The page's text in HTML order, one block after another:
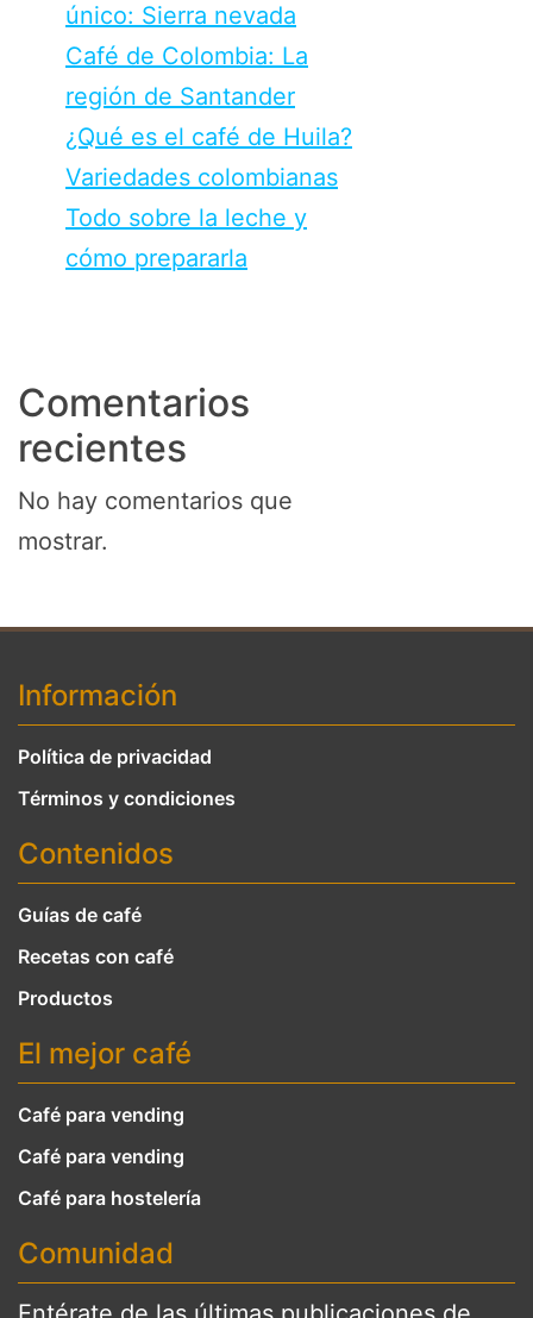
único: Sierra nevada
Café de Colombia: La
región de Santander
¿Qué es el café de Huila?
Variedades colombianas
Todo sobre la leche y
cómo prepararla
Comentarios
recientes
No hay comentarios que
mostrar.
Información
Política de privacidad
Términos y condiciones
Contenidos
Guías de café
Recetas con café
Productos
El mejor café
Café para vending
Café para vending
Café para hostelería
Comunidad